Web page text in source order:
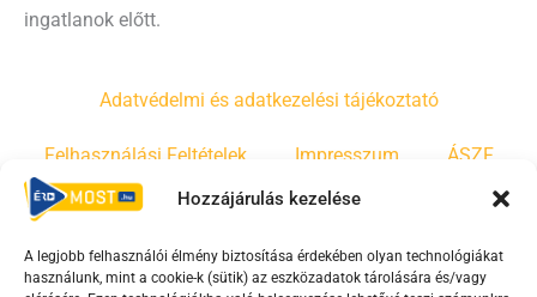
Hozzájárulás kezelése
A legjobb felhasználói élmény biztosítása érdekében olyan technológiákat
használunk, mint a cookie-k (sütik) az eszközadatok tárolására és/vagy
ingatlanok előtt.
Adatvédelmi és adatkezelési tájékoztató
Felhasználási Feltételek Impresszum ÁSZF
Irányelvek Moderálási szabályzat